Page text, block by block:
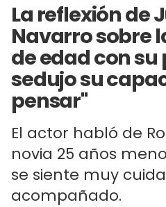
La reflexión de
Navarro sobre
de edad con su
sedujo su
pensar"
El actor habló de
novia 25 años
se siente muy
acompañado.